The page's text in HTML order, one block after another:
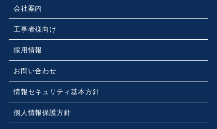
会社案内
工事者様向け
採用情報
お問い合わせ
情報セキュリティ基本方針
個人情報保護方針